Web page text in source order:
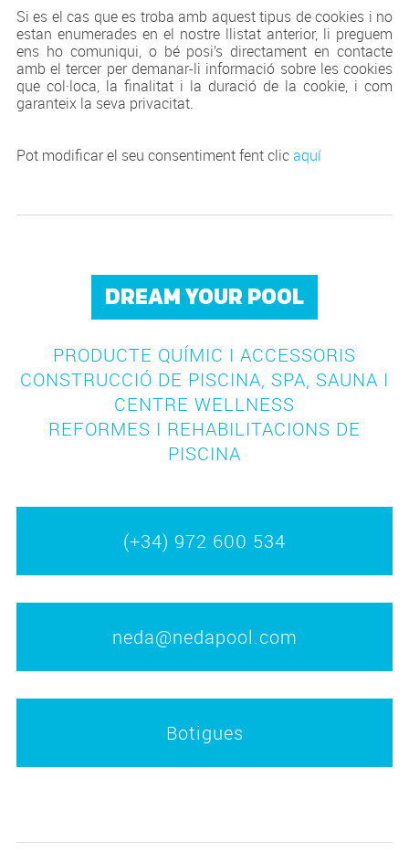
Si es el cas que es troba amb aquest tipus de cookies i no
estan enumerades en el nostre llistat anterior, li preguem
ens ho comuniqui, o bé posi’s directament en contacte
amb el tercer per demanar-li informació sobre les cookies
que col·loca, la finalitat i la duració de la cookie, i com
garanteix la seva privacitat.
Pot modificar el seu consentiment fent clicaquí
DREAM YOUR POOL
PRODUCTE QUÍMIC I ACCESSORIS
CONSTRUCCIÓ DE PISCINA, SPA, SAUNA I
CENTRE WELLNESS
REFORMES I REHABILITACIONS DE
PISCINA
(+34) 972 600 534
neda@nedapool.com
Botigues